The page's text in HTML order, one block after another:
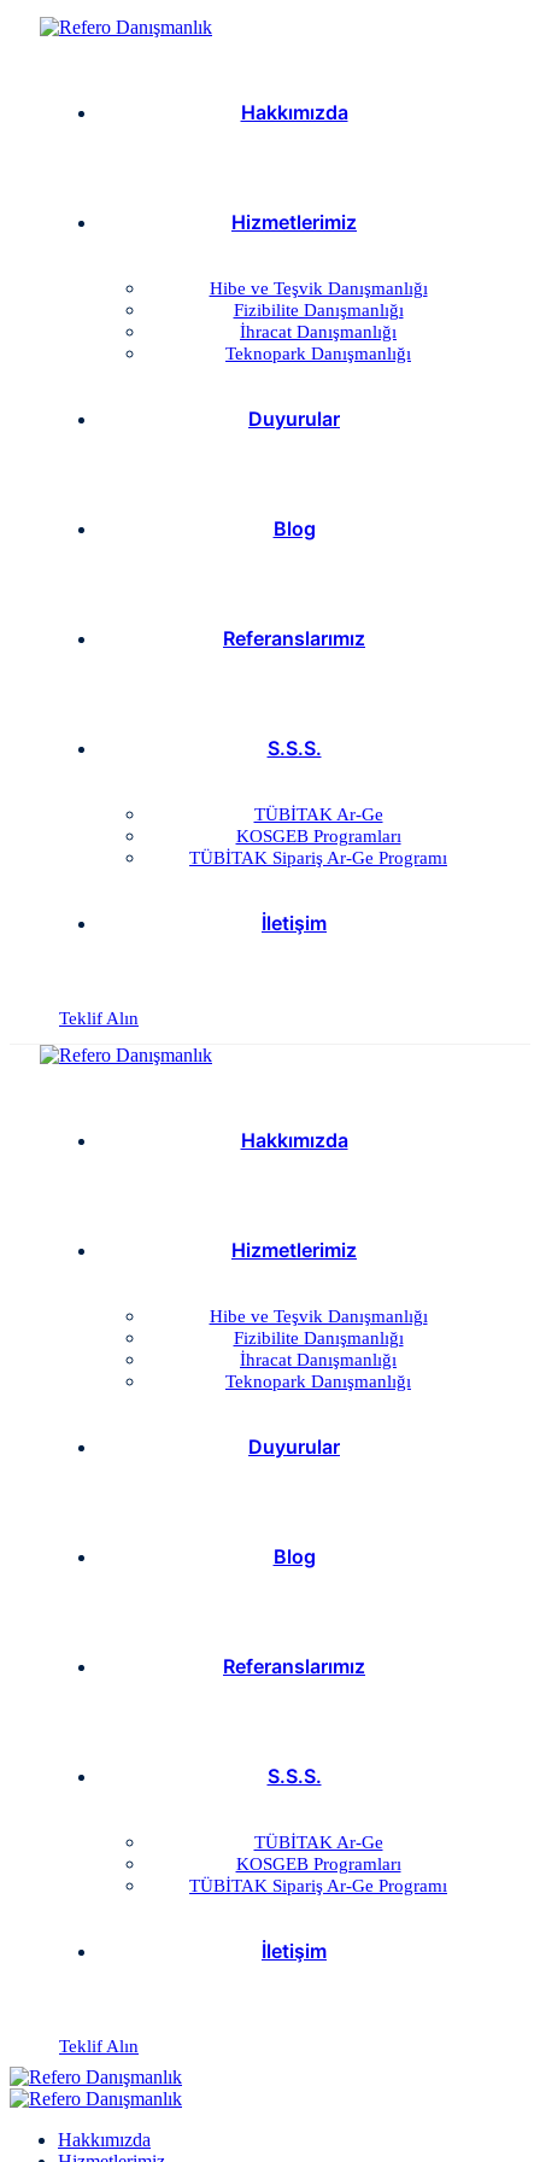
Hakkımızda
Hizmetlerimiz
Hibe ve Teşvik Danışmanlığı
Fizibilite Danışmanlığı
İhracat Danışmanlığı
Teknopark Danışmanlığı
Duyurular
Blog
Referanslarımız
S.S.S.
TÜBİTAK Ar-Ge
KOSGEB Programları
TÜBİTAK Sipariş Ar-Ge Programı
İletişim
Teklif Alın
Hakkımızda
Hizmetlerimiz
Hibe ve Teşvik Danışmanlığı
Fizibilite Danışmanlığı
İhracat Danışmanlığı
Teknopark Danışmanlığı
Duyurular
Blog
Referanslarımız
S.S.S.
TÜBİTAK Ar-Ge
KOSGEB Programları
TÜBİTAK Sipariş Ar-Ge Programı
İletişim
Teklif Alın
Hakkımızda